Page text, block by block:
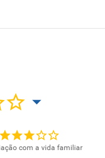
de outros
Atividades
especificados
com a vida familiar